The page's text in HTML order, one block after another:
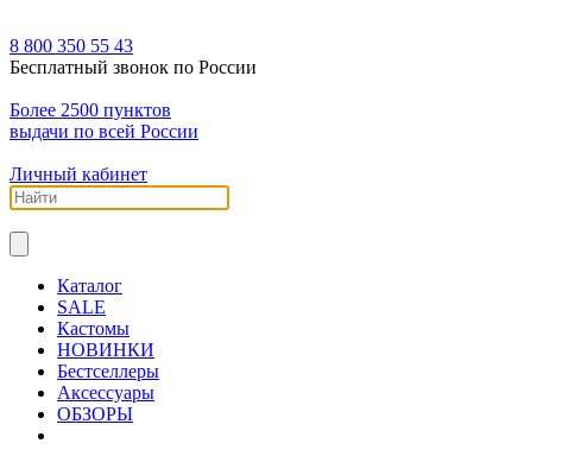
8 800 350 55 43
Бесплатный звонок по России
Более 2500 пунктов
выдачи по всей России
Личный кабинет
Каталог
SALE
Кастомы
НОВИНКИ
Бестселлеры
Аксессуары
ОБЗОРЫ